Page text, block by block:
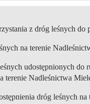
z dróg leśnych do
na terenie
udostępnionych
terenie Nadleśnictwa
dróg leśnych